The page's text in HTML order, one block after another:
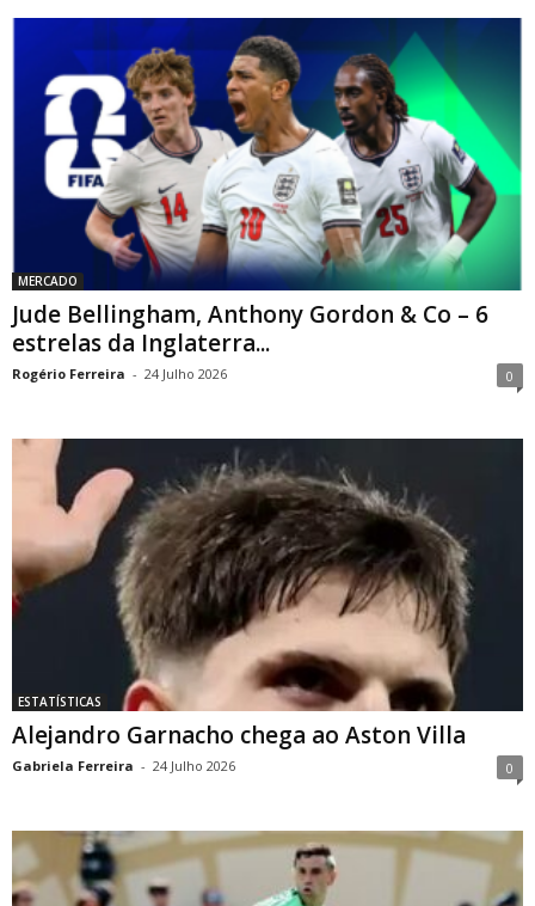
MERCADO
Jude Bellingham, Anthony Gordon & Co – 6
estrelas da Inglaterra...
Rogério Ferreira - 24 Julho 2026 0
ESTATÍSTICAS
Alejandro Garnacho chega ao Aston Villa
Gabriela Ferreira - 24 Julho 2026 0